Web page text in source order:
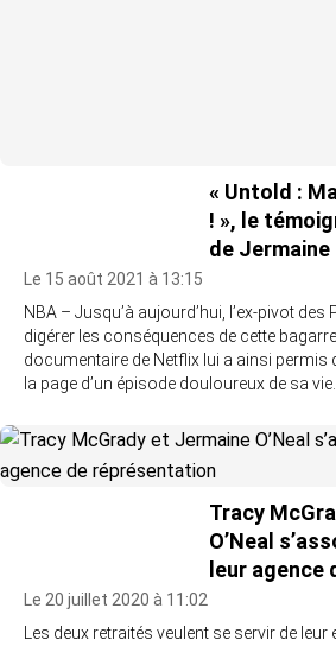
« Untold :
! », le
de Jermaine
Le 15 août 2021 à 13:15
NBA – Jusqu’à aujourd’hui, l’ex-pivot des
digérer les conséquences de cette
documentaire de Netflix lui a ainsi permis
la page d’un épisode douloureux de sa vie.
Tracy
O’Neal
leur
Le 20 juillet 2020 à 11:02
Les deux retraités veulent se servir de